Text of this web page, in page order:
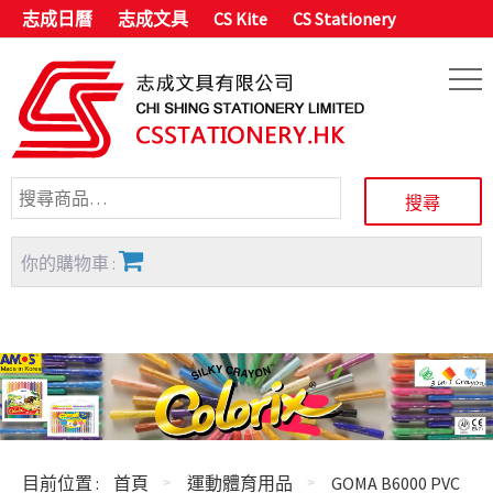
志成日曆 志成文具 CS Kite CS Stationery
你的購物車 :
目前位置 : 首頁 運動體育用品 GOMA B6000 PVC